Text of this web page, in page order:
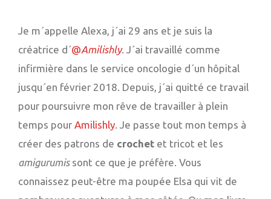
Je m´appelle Alexa, j´ai 29 ans et je suis la
créatrice d´@Amilishly. J´ai travaillé comme
infirmière dans le service oncologie d´un hôpital
jusqu´en février 2018. Depuis, j´ai quitté ce travail
pour poursuivre mon rêve de travailler à plein
temps pour Amilishly. Je passe tout mon temps à
créer des patrons de crochet et tricot et les
amigurumissont ce que je préfère. Vous
connaissez peut-être ma poupée Elsa qui vit de